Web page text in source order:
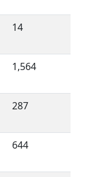
14
1,564
287
644